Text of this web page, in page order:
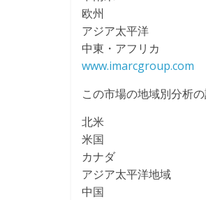
欧州
アジア太平洋
中東・アフリカ
www.imarcgroup.com
この市場の地域別分析
北米
米国
カナダ
アジア太平洋地域
中国